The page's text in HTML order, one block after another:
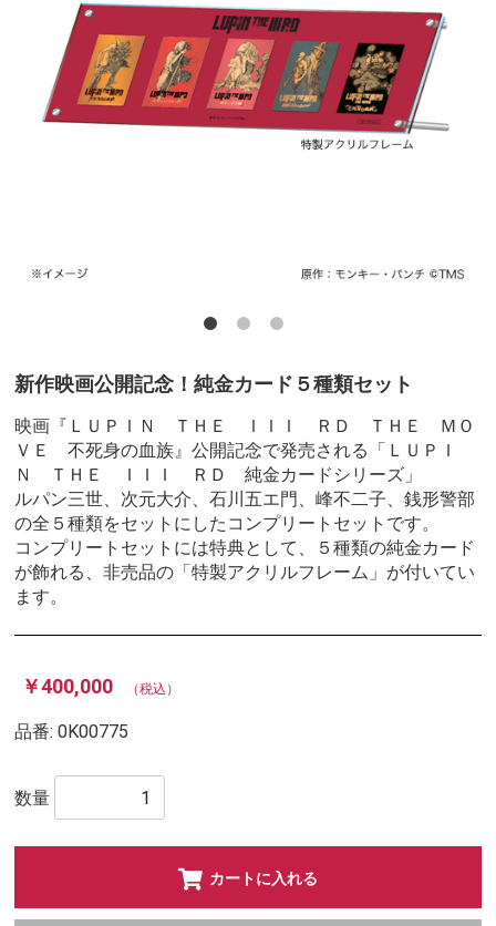
新作映画公開記念！純金カード５種類セット
映画『ＬＵＰＩＮ ＴＨＥ ＩＩＩ ＲＤ ＴＨＥ ＭＯ
ＶＥ 不死身の血族』公開記念で発売される「ＬＵＰＩ
Ｎ ＴＨＥ ＩＩＩ ＲＤ 純金カードシリーズ」
ルパン三世、次元大介、石川五エ門、峰不二子、銭形警部
の全５種類をセットにしたコンプリートセットです。
コンプリートセットには特典として、５種類の純金カード
が飾れる、非売品の「特製アクリルフレーム」が付いてい
ます。
￥400,000 （税込）
品番:0K00775
数量
カートに入れる